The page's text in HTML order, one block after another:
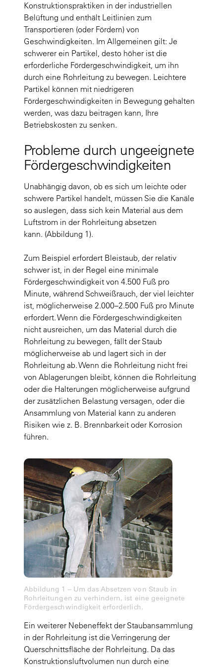
Konstruktionspraktiken in der industriellen
Belüftung und enthält Leitlinien zum
Transportieren (oder Fördern) von
Geschwindigkeiten. Im Allgemeinen gilt: Je
schwerer ein Partikel, desto höher ist die
erforderliche Fördergeschwindigkeit, um ihn
durch eine Rohrleitung zu bewegen. Leichtere
Partikel können mit niedrigeren
Fördergeschwindigkeiten in Bewegung gehalten
werden, was dazu beitragen kann, Ihre
Betriebskosten zu senken.
Probleme durch ungeeignete
Fördergeschwindigkeiten
Unabhängig davon, ob es sich um leichte oder
schwere Partikel handelt, müssen Sie die Kanäle
so auslegen, dass sich kein Material aus dem
Luftstrom in der Rohrleitung absetzen
kann. (Abbildung 1).
Zum Beispiel erfordert Bleistaub, der relativ
schwer ist, in der Regel eine minimale
Fördergeschwindigkeit von 4.500 Fuß pro
Minute, während Schweißrauch, der viel leichter
ist, möglicherweise 2.000–2.500 Fuß pro Minute
erfordert. Wenn die Fördergeschwindigkeiten
nicht ausreichen, um das Material durch die
Rohrleitung zu bewegen, fällt der Staub
möglicherweise ab und lagert sich in der
Rohrleitung ab. Wenn die Rohrleitung nicht frei
von Ablagerungen bleibt, können die Rohrleitung
oder die Halterungen möglicherweise aufgrund
der zusätzlichen Belastung versagen, oder die
Ansammlung von Material kann zu anderen
Risiken wie z. B. Brennbarkeit oder Korrosion
führen.
Abbildung 1 – Um das Absetzen von Staub in
Rohrleitungen zu verhindern, ist eine geeignete
Fördergeschwindigkeit erforderlich.
Ein weiterer Nebeneffekt der Staubansammlung
in der Rohrleitung ist die Verringerung der
Querschnittsfläche der Rohrleitung. Da das
Konstruktionsluftvolumen nun durch eine